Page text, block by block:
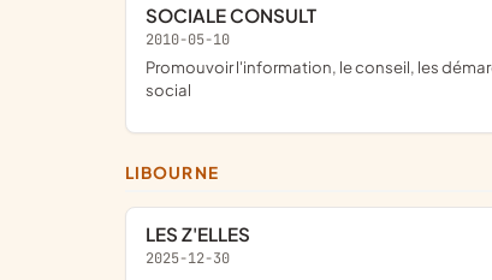
SOCIALE CONSULT
2010-05-10
promouvoir l'information, le conseil, les démarches, la médiation, l'accompagnement d'un public rencontrant des difficultés d'ordre administratif, juridique, économique et
social
LIBOURNE
LES Z'ELLES
2025-12-30